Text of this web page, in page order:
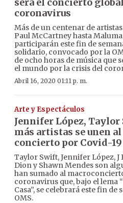
coronavirus
Más de un centenar de
Paul McCartney hasta
participarán este fin de
solidario, convocado por la
de ocho horas de música que
el mundo por la crisis del
Abril 16, 2020 01:11 p. m.
Arte y Espectáculos
Jennifer López,
más artistas se unen al
concierto por Covid-19
Taylor Swift, Jennifer López, J
Dion y Shawn Mendes son
han sumado al
coronavirus que, bajo el lema
Casa”, se celebrará este fin de
OMS.